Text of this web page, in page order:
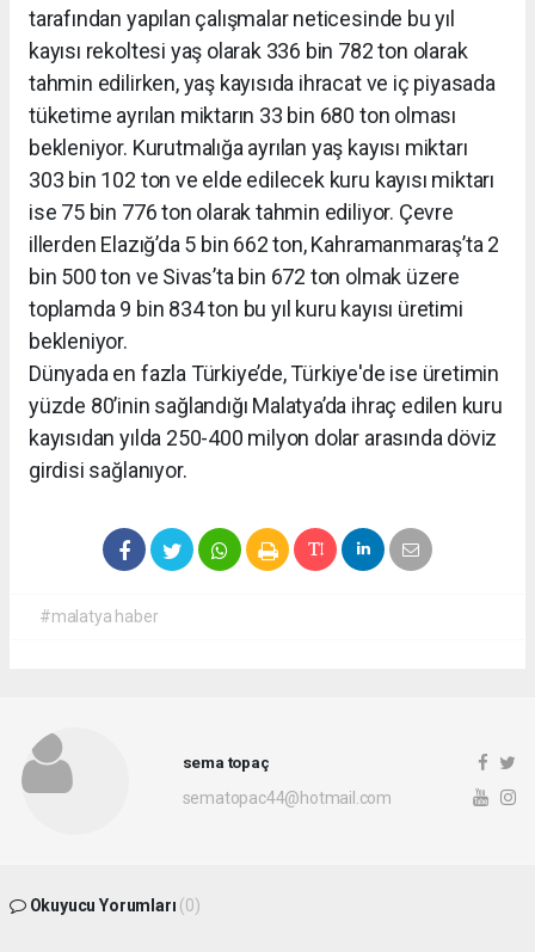
tarafından yapılan çalışmalar neticesinde bu yıl
kayısı rekoltesi yaş olarak 336 bin 782 ton olarak
tahmin edilirken, yaş kayısıda ihracat ve iç piyasada
tüketime ayrılan miktarın 33 bin 680 ton olması
bekleniyor. Kurutmalığa ayrılan yaş kayısı miktarı
303 bin 102 ton ve elde edilecek kuru kayısı miktarı
ise 75 bin 776 ton olarak tahmin ediliyor. Çevre
illerden Elazığ’da 5 bin 662 ton, Kahramanmaraş’ta 2
bin 500 ton ve Sivas’ta bin 672 ton olmak üzere
toplamda 9 bin 834 ton bu yıl kuru kayısı üretimi
bekleniyor.
Dünyada en fazla Türkiye’de, Türkiye'de ise üretimin
yüzde 80’inin sağlandığı Malatya’da ihraç edilen kuru
kayısıdan yılda 250-400 milyon dolar arasında döviz
girdisi sağlanıyor.
#malatya haber
sema topaç
sematopac44@hotmail.com
Okuyucu Yorumları (0)